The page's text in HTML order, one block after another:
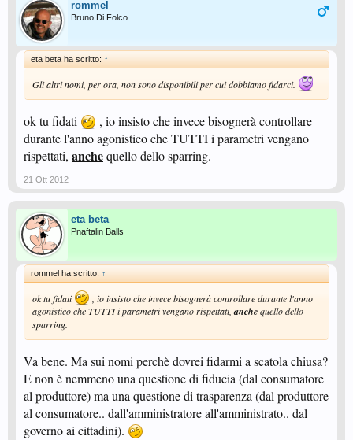
rommel
Bruno Di Folco
eta beta ha scritto: ↑
Gli altri nomi, per ora, non sono disponibili per cui dobbiamo fidarci.
ok tu fidati
, io insisto che invece bisognerà controllare
durante l'anno agonistico che TUTTI i parametri vengano
rispettati, anchequello dello sparring.
21 Ott 2012
eta beta
Pnaftalin Balls
rommel ha scritto: ↑
ok tu fidati
, io insisto che invece bisognerà controllare durante l'anno
agonistico che TUTTI i parametri vengano rispettati,anchequello dello
sparring.
Va bene. Ma sui nomi perchè dovrei fidarmi a scatola chiusa?
E non è nemmeno una questione di fiducia (dal consumatore
al produttore) ma una questione di trasparenza (dal produttore
al consumatore.. dall'amministratore all'amministrato.. dal
governo ai cittadini).